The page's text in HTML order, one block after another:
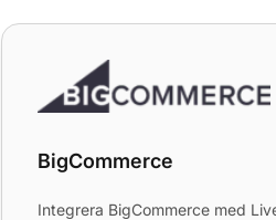
BigCommerce
BigCommerce
Integrera BigCommerce med